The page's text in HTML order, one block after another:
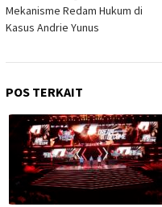
Mekanisme Redam Hukum di
Kasus Andrie Yunus
POS TERKAIT